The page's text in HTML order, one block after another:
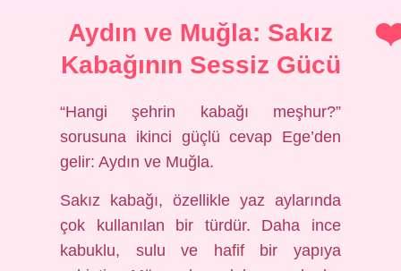
Aydın ve Muğla: Sakız
Kabağının Sessiz Gücü
“Hangi şehrin kabağı meşhur?”
sorusuna ikinci güçlü cevap Ege’den
gelir: Aydın ve Muğla.
Sakız kabağı, özellikle yaz aylarında
çok kullanılan bir türdür. Daha ince
kabuklu, sulu ve hafif bir yapıya